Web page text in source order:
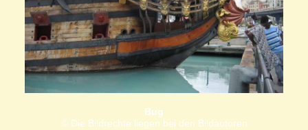
Bug
© Die Bildrechte liegen bei den Bildautoren